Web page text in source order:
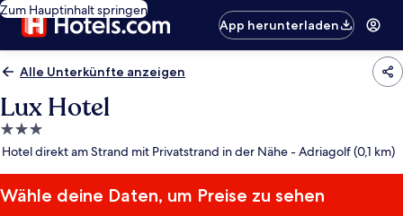
Zum Hauptinhalt springen
App herunterladen
Alle Unterkünfte anzeigen
Lux Hotel
3.0-
Sterne-
Hotel direkt am Strand mit Privatstrand in der Nähe - Adriagolf (0,1 km)
Wähle deine Daten, um Preise zu sehen